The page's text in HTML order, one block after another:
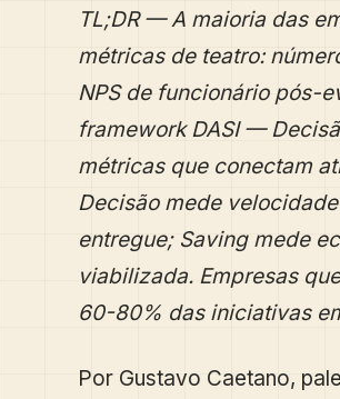
TL;DR — A maioria das
métricas de teatro:
NPS de funcionário pós-
framework DASI —
métricas que conectam
Decisão mede
entregue; Saving mede
viabilizada. Empresas
60-80% das iniciativas
Por Gustavo Caetano,